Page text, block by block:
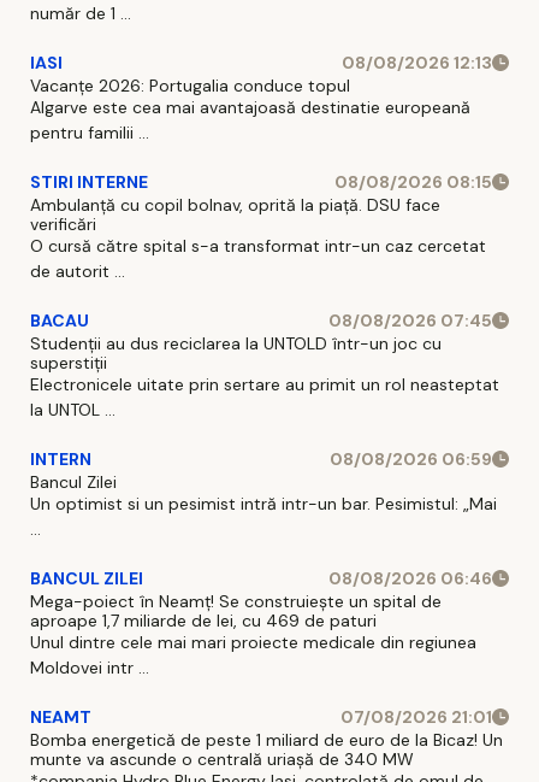
număr de 1 ...
IASI
08/08/2026 12:13
Vacanțe 2026: Portugalia conduce topul
Algarve este cea mai avantajoasă destinatie europeană
pentru familii ...
STIRI INTERNE
08/08/2026 08:15
Ambulanță cu copil bolnav, oprită la piață. DSU face
verificări
O cursă către spital s-a transformat intr-un caz cercetat
de autorit ...
BACAU
08/08/2026 07:45
Studenții au dus reciclarea la UNTOLD într-un joc cu
superstiții
Electronicele uitate prin sertare au primit un rol neasteptat
la UNTOL ...
INTERN
08/08/2026 06:59
Bancul Zilei
Un optimist si un pesimist intră intr-un bar. Pesimistul: „Mai
BANCUL ZILEI
08/08/2026 06:46
Mega-poiect în Neamț! Se construiește un spital de
aproape 1,7 miliarde de lei, cu 469 de paturi
Unul dintre cele mai mari proiecte medicale din regiunea
Moldovei intr ...
NEAMT
07/08/2026 21:01
Bomba energetică de peste 1 miliard de euro de la Bicaz! Un
munte va ascunde o centrală uriașă de 340 MW